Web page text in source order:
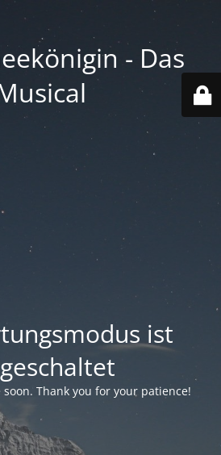
- Das
ist
Thank you for your patience!